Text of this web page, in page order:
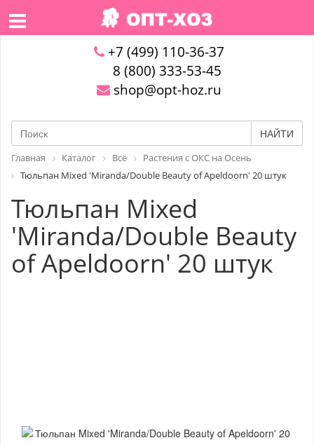
+7 (499) 110-36-37
8 (800) 333-53-45
shop@opt-hoz.ru
НАЙТИ
Главная Каталог Всё
Растения с ОКС на Осень
Тюльпан Mixed 'Miranda/Double Beauty of Apeldoorn' 20 штук
Тюльпан Mixed
'Miranda/Double Beauty
of Apeldoorn' 20 штук